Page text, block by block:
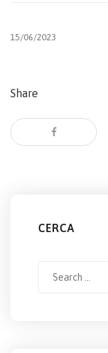
15/06/2023
Share
CERCA